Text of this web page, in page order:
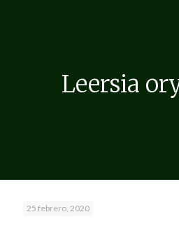
Leersia
25 febrero, 2020